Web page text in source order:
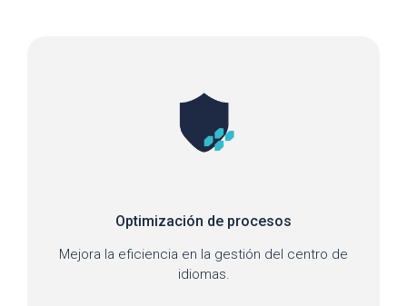
centro de
Transparencia
Registro claro y accesible de las